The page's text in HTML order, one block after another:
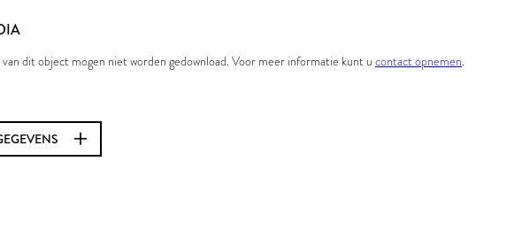
dit object mogen niet worden gedownload. Voor meer informatie kunt ucontact opnemen.